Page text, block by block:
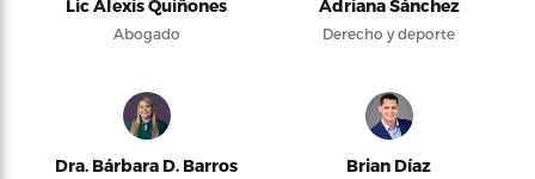
Lic Alexis Quiñones
Abogado
Adriana Sánchez
Derecho y deporte
Dra. Bárbara D. Barros Brian Díaz